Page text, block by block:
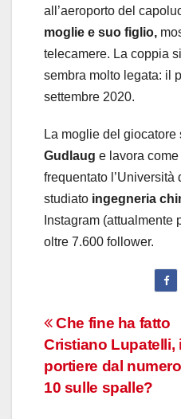
all’aeroporto del
moglie e suo figlio,
telecamere. La coppia
sembra molto legata: il
settembre 2020.
La moglie del giocatore
Gudlaug e lavora
frequentato l’Università
studiato ingegneria
Instagram (attualmente
oltre 7.600 follower.
articoli
Che fine ha fatto
Cristiano Lupatelli, il
portiere dal numero
10 sulle spalle?